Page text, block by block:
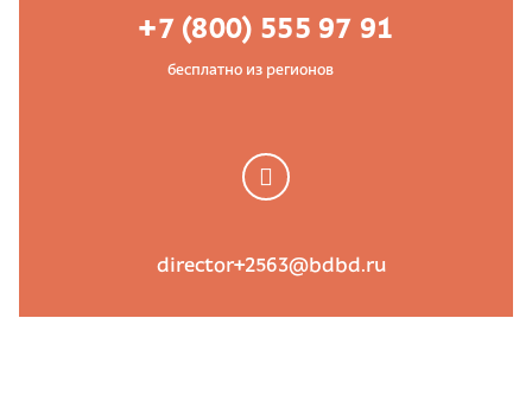
+7 (800) 555 97 91
бесплатно из регионов
director+2563@bdbd.ru